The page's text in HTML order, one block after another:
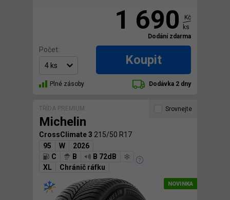
1 690
Kč
ks
Dodání zdarma
Počet:
Koupit
Plné zásoby Dodávka 2 dny
TŘÍDA PREMIUM
Michelin
CrossClimate 3 215/50 R17
95
W
2026
C
B
B 72dB
XL
Chránič ráfku
Srovnejte